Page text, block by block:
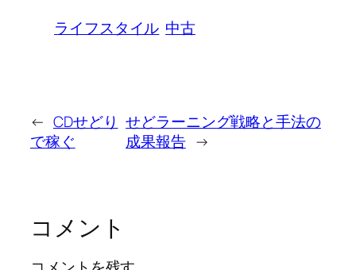
ライフスタイル 中古
← CDせどり
で稼ぐ
せどラーニング戦略と手法の
成果報告 →
コメント